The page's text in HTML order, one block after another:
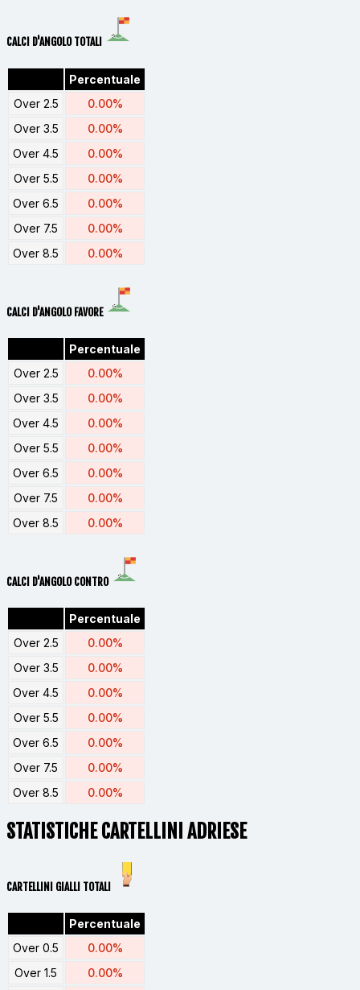
CALCI D'ANGOLO TOTALI
Percentuale
Over 2.5
0.00%
Over 3.5
0.00%
Over 4.5
0.00%
Over 5.5
0.00%
Over 6.5
0.00%
Over 7.5
0.00%
Over 8.5
0.00%
CALCI D'ANGOLO FAVORE
Percentuale
Over 2.5
0.00%
Over 3.5
0.00%
Over 4.5
0.00%
Over 5.5
0.00%
Over 6.5
0.00%
Over 7.5
0.00%
Over 8.5
0.00%
CALCI D'ANGOLO CONTRO
Percentuale
Over 2.5
0.00%
Over 3.5
0.00%
Over 4.5
0.00%
Over 5.5
0.00%
Over 6.5
0.00%
Over 7.5
0.00%
Over 8.5
0.00%
STATISTICHE CARTELLINI ADRIESE
CARTELLINI GIALLI TOTALI
Percentuale
Over 0.5
0.00%
Over 1.5
0.00%